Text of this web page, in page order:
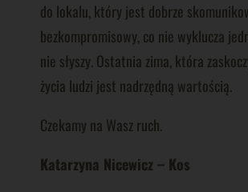
do lokalu, który jest dobrze
bezkompromisowy, co nie wyklucza
nie słyszy. Ostatnia zima, która
życia ludzi jest nadrzędną wartością.
Czekamy na Wasz ruch.
Katarzyna Nicewicz – Kos